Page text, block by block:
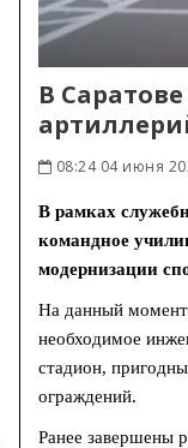
В
08:24 04 июня
В рамках
командное
модернизации
На данный момент
необходимое
стадион,
ограждений.
Ранее завершены